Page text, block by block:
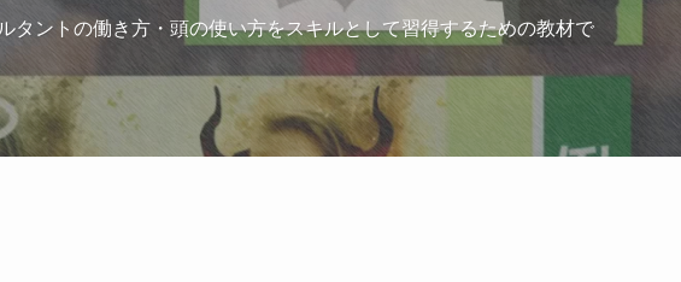
ントの働き方・頭の使い方をスキルとして習得するための教材で